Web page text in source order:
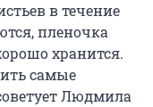
в течение
пленочка
хранится.
самые
Людмила